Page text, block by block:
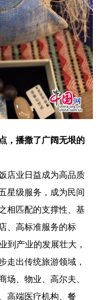
，播撒了广阔无垠的
店业日益成为高品质
星级服务，成为民间
相匹配的支撑性、基
、高标准服务的标
到产业的发展壮大，
走出传统旅游领域，
场、物业、高尔夫、
高端医疗机构、餐